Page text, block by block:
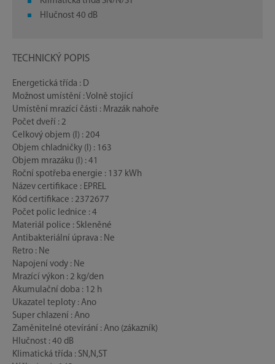
Hlučnost 40 dB
TECHNICKÝ POPIS
Energetická třída : D
Možnost umístění : Volně stojící
Umístění mrazící části : Mrazák nahoře
Počet dveří : 2
Celkový objem (l) : 204
Objem chladničky (l) : 163
Objem mrazáku (l) : 41
Roční spotřeba energie : 137 kWh
Název certifikace : EPREL
Kód certifikace : 2372677
Počet polic lednice : 4
Materiál police : Skleněné
Antibakteriální úprava : Ne
Retro : Ne
Napojení vody : Ne
Mrazící výkon : 2 kg/den
Akumulační doba : 12 h
Ukazatel teploty : Ano
Super chlazení : Ano
Zaměnitelné otevírání : Ano (zákazník)
Hlučnost : 40 dB
Klimatická třída : SN,N,ST